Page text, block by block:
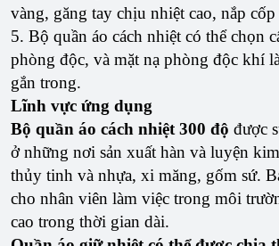
vàng, găng tay chịu nhiệt cao, nắp
5. Bộ quần áo cách nhiệt có thể chọn
phòng độc, và mặt nạ phòng độc khí
gắn trong.
Lĩnh vực ứng dụng
Bộ quần áo cách nhiệt 300 độ được
ở những nơi sản xuất hàn và luyện
thủy tinh và nhựa, xi măng, gốm sứ.
cho nhân viên làm việc trong môi
cao trong thời gian dài.